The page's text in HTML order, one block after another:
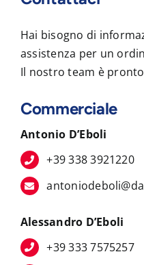
Hai bisogno di
assistenza per un
Il nostro team è
Commerciale
Antonio D’Eboli
+39 338 3921220
Alessandro D’Eboli
+39 333 7575257